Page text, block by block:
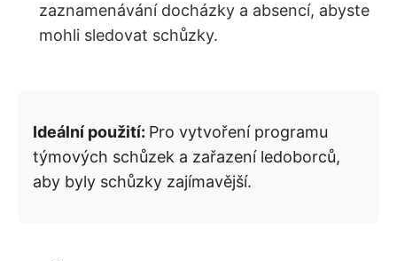
zaznamenávání docházky a absencí, abyste
mohli sledovat schůzky.
Ideální použití: Pro vytvoření programu
týmových schůzek a zařazení ledoborců,
aby byly schůzky zajímavější.